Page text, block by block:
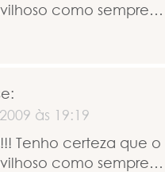
como sempre…
às 19:19
Tenho certeza que o
como sempre…